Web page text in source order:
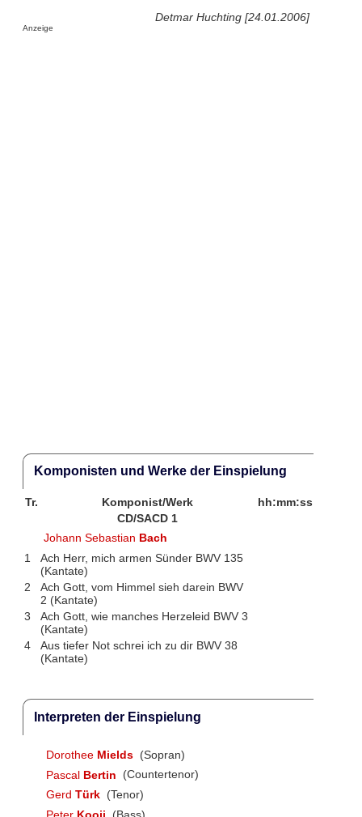
Detmar Huchting [24.01.2006]
Anzeige
Komponisten und Werke der Einspielung
Tr. Komponist/Werk
hh:mm:ss
CD/SACD 1
Johann Sebastian Bach
1
Ach Herr, mich armen Sünder BWV 135
(Kantate)
2
Ach Gott, vom Himmel sieh darein BWV
2 (Kantate)
3
Ach Gott, wie manches Herzeleid BWV 3
(Kantate)
4
Aus tiefer Not schrei ich zu dir BWV 38
(Kantate)
Interpreten der Einspielung
Dorothee Mields (Sopran)
Pascal Bertin
(Countertenor)
Gerd Türk (Tenor)